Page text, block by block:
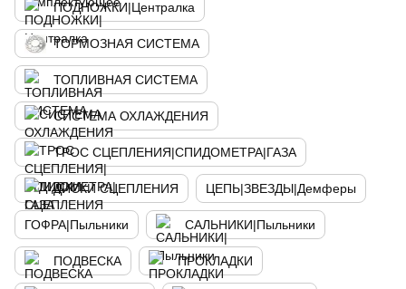
ПОДНОЖКИ|Централка
ТОРМОЗНАЯ СИСТЕМА
ТОПЛИВНАЯ СИСТЕМА
СИСТЕМА ОХЛАЖДЕНИЯ
ТРОС СЦЕПЛЕНИЯ|СПИДОМЕТРА|ГАЗА
ДИСКИ СЦЕПЛЕНИЯ ЦЕПЬ|ЗВЕЗДЫ|Демферы
ГОФРА|Пыльники САЛЬНИКИ|Пыльники
ПОДВЕСКА ПРОКЛАДКИ